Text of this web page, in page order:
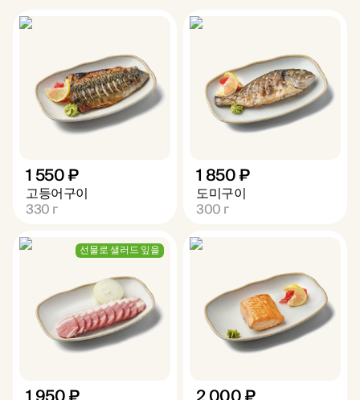
1 550 ₽
고등어구이
330г
1 850 ₽
도미구이
300г
선물로 샐러드 잎을